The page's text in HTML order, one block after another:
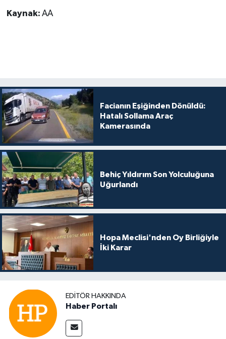
Kaynak: AA
Facianın Eşiğinden Dönüldü:
Hatalı Sollama Araç
Kamerasında
Behiç Yıldırım Son Yolculuğuna
Uğurlandı
Hopa Meclisi'nden Oy Birliğiyle
İki Karar
EDITÖR HAKKINDA
Haber Portalı